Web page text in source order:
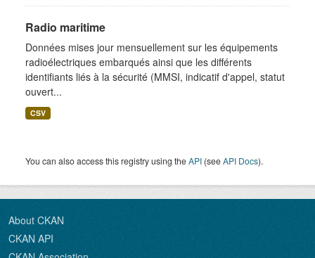
Radio maritime
Données mises jour mensuellement sur les équipements
radioélectriques embarqués ainsi que les différents
identifiants liés à la sécurité (MMSI, indicatif d'appel, statut
ouvert...
CSV
You can also access this registry using theAPI (seeAPI Docs).
About CKAN
CKAN API